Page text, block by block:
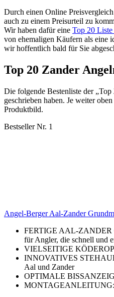
Durch einen Online
auch zu einem Preisurteil zu
Wir haben dafür eine Top 20 Liste
von ehemaligen Käufern als eine
wir hoffentlich bald für Sie
Top 20 Zander
Die folgende Bestenliste der
geschrieben haben. Je weiter
Produktbild.
Bestseller Nr. 1
Angel-Berger Aal-Zander
FERTIGE AAL-ZANDER
für Angler, die schnell und
VIELSEITIGE
INNOVATIVES
Aal und Zander
OPTIMALE
MONTAGEANLEITUNG: